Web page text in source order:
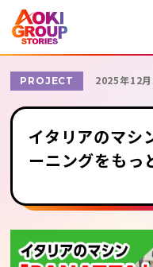
PROJECT 2025年12
イタリアのマシ
ーニングをもっ